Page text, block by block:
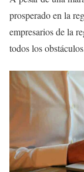
prosperado en la
empresarios de la
todos los